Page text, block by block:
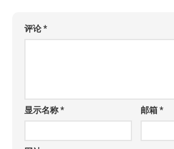
评论*
显示名称* 邮箱*